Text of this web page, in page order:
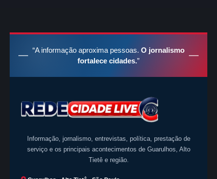
“A informação aproxima pessoas. O jornalismo
fortalece cidades.”
Informação, jornalismo, entrevistas, política, prestação de
serviço e os principais acontecimentos de Guarulhos, Alto
Tietê e região.